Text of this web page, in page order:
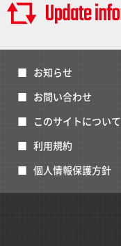
お知らせ
お問い合わせ
このサイトについて
利用規約
個人情報保護方針